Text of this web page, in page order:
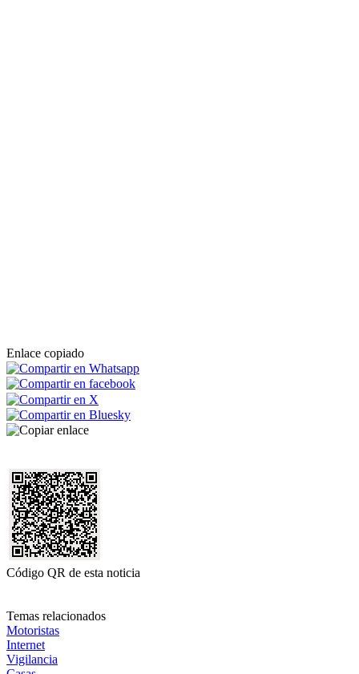
Enlace copiado
Código QR de esta noticia
Temas relacionados
Motoristas
Internet
Vigilancia